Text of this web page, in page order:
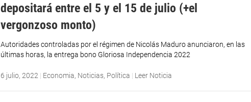
depositará entre el 5 y el 15 de julio (+el
vergonzoso monto)
Autoridades controladas por el régimen de Nicolás Maduro anunciaron, en las
últimas horas, la entrega bono Gloriosa Independencia 2022
6 julio, 2022 | Economia, Noticias, Política | Leer Noticia